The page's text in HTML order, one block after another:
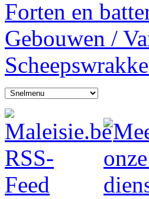
Forten en
Gebouwen /